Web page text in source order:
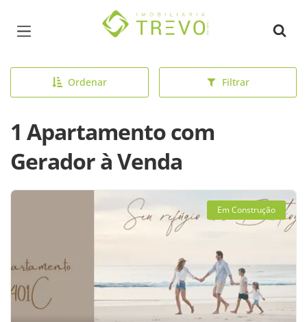
Página inicial
Ordenar Filtrar
1 Apartamento com
Gerador à Venda
Em Construção